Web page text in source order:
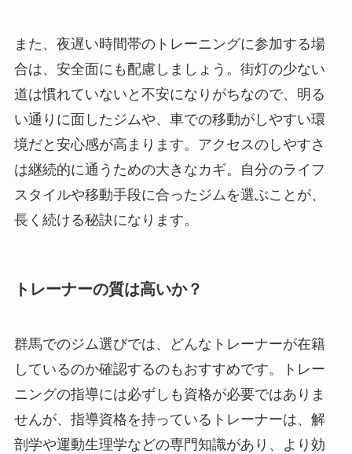
また、夜遅い時間帯のトレーニングに参加する場
合は、安全面にも配慮しましょう。街灯の少ない
道は慣れていないと不安になりがちなので、明る
い通りに面したジムや、車での移動がしやすい環
境だと安心感が高まります。アクセスのしやすさ
は継続的に通うための大きなカギ。自分のライフ
スタイルや移動手段に合ったジムを選ぶことが、
長く続ける秘訣になります。
トレーナーの質は高いか？
群馬でのジム選びでは、どんなトレーナーが在籍
しているのか確認するのもおすすめです。トレー
ニングの指導には必ずしも資格が必要ではありま
せんが、指導資格を持っているトレーナーは、解
剖学や運動生理学などの専門知識があり、より効